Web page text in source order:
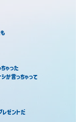
ゃった
か言っちゃって
ゼントだ